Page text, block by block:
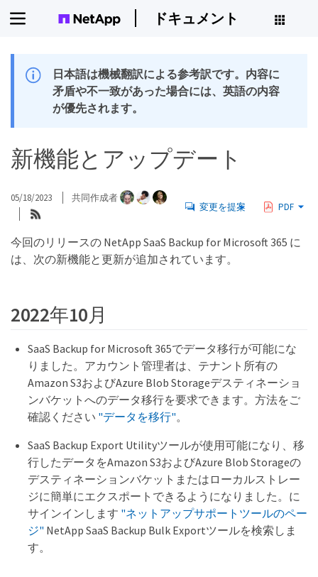
ドキュメント
日本語は機械翻訳による参考訳です。内容に
矛盾や不一致があった場合には、英語の内容
が優先されます。
新機能とアップデート
05/18/2023 共同作成者
変更を提案 PDF
今回のリリースの NetApp SaaS Backup for Microsoft 365 に
は、次の新機能と更新が追加されています。
2022年10月
SaaS Backup for Microsoft 365でデータ移行が可能にな
りました。アカウント管理者は、テナント所有の
Amazon S3およびAzure Blob Storageデスティネーショ
ンバケットへのデータ移行を要求できます。方法をご
確認ください "データを移行"。
SaaS Backup Export Utilityツールが使用可能になり、移
行したデータをAmazon S3およびAzure Blob Storageの
デスティネーションバケットまたはローカルストレー
ジに簡単にエクスポートできるようになりました。に
サインインします "ネットアップサポートツールのペー
ジ" NetApp SaaS Backup Bulk Exportツールを検索しま
す。